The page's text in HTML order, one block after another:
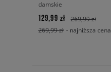
damskie
129,99 zł
269,99 zł
269,99 zł - najniższa cena